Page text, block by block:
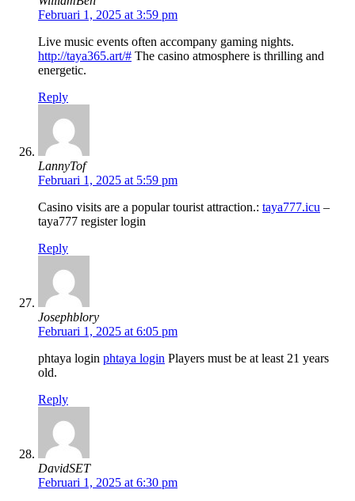
Februari 1, 2025 at 3:59 pm
Live music events often accompany gaming nights.
http://taya365.art/# The casino atmosphere is thrilling and
energetic.
Reply
LannyTof
Februari 1, 2025 at 5:59 pm
Casino visits are a popular tourist attraction.: taya777.icu –
taya777 register login
Reply
Josephblory
Februari 1, 2025 at 6:05 pm
phtaya login phtaya login Players must be at least 21 years
old.
Reply
DavidSET
Februari 1, 2025 at 6:30 pm